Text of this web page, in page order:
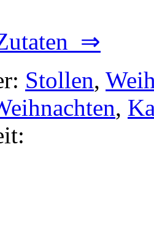
⇒
Stollen,
,